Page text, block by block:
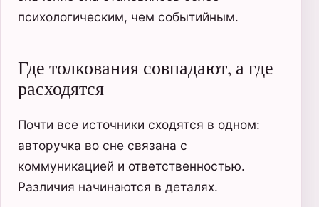
психологическим, чем событийным.
Где толкования совпадают, а где
расходятся
Почти все источники сходятся в одном:
авторучка во сне связана с
коммуникацией и ответственностью.
Различия начинаются в деталях.